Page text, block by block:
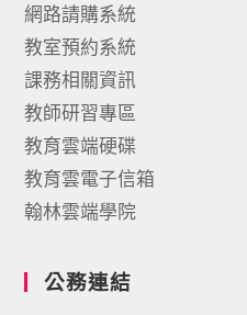
網路請購系統
教室預約系統
課務相關資訊
教師研習專區
教育雲端硬碟
教育雲電子信箱
翰林雲端學院
公務連結